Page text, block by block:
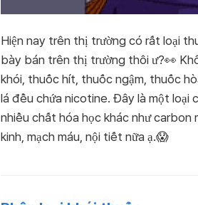
Hiện nay trên thị trường có rất loại
bày bán trên thị trường thôi ư?👀
khói, thuốc hít, thuốc ngậm, thuốc
lá đều chứa nicotine. Đây là một loại
nhiều chất hóa học khác như
kinh, mạch máu, nội tiết nữa ạ.😱